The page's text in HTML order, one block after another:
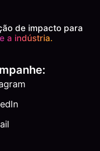
de impacto para
a indústria.